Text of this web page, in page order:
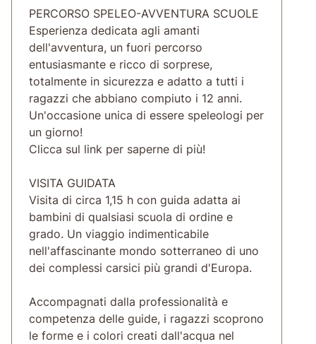
PERCORSO SPELEO-AVVENTURA SCUOLE
Esperienza dedicata agli amanti
dell'avventura, un fuori percorso
entusiasmante e ricco di sorprese,
totalmente in sicurezza e adatto a tutti i
ragazzi che abbiano compiuto i 12 anni.
Un'occasione unica di essere speleologi per
un giorno!
Clicca sul link per saperne di più!
VISITA GUIDATA
Visita di circa 1,15 h con guida adatta ai
bambini di qualsiasi scuola di ordine e
grado. Un viaggio indimenticabile
nell'affascinante mondo sotterraneo di uno
dei complessi carsici più grandi d'Europa.
Accompagnati dalla professionalità e
competenza delle guide, i ragazzi scoprono
le forme e i colori creati dall'acqua nel